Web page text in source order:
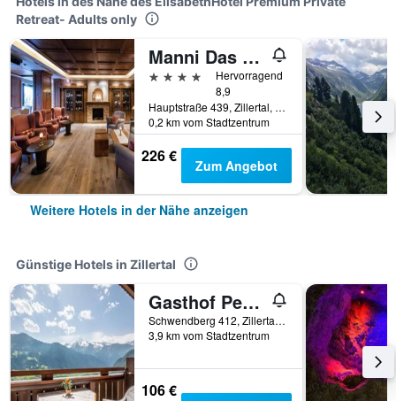
Retreat- Adults only
Manni Das Hotel
4 Sterne
Hervorragend
8,9
Hauptstraße 439, Zillertal, Tirol, Österreich
0,2 km vom Stadtzentrum
226 € Zum Angebot
Weitere Hotels in der Nähe anzeigen
Günstige Hotels in Zillertal
Gasthof Pension Berghof
Schwendberg 412, Zillertal, Tirol, Österreich
3,9 km vom Stadtzentrum
106 €